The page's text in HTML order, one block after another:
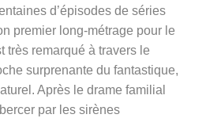
d’épisodes de séries
premier long-métrage pour le
très remarqué à travers le
surprenante du fantastique,
Après le drame familial
par les sirènes